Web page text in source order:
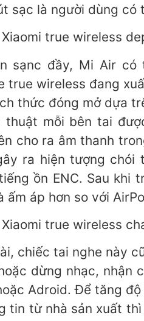
sạc là người dùng có
sạnc đầy, Mi Air
true wireless đang
thức đóng mở dựa
thuật mỗi bên tai
cho ra âm thanh
ra hiện tượng chói
ồn ENC. Sau khi
ấm áp hơn so với
chiếc tai nghe này
dừng nhạc,
Adroid. Để tăng
tin từ nhà sản xuất